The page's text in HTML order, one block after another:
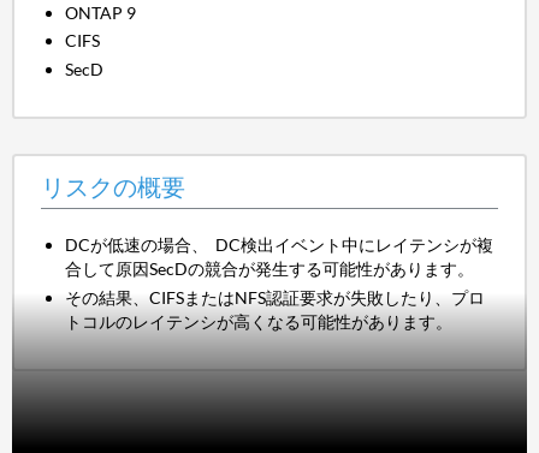
ONTAP 9
CIFS
SecD
リスクの概要
DCが低速の場合、 DC検出イベント中にレイテンシが複
合して原因SecDの競合が発生する可能性があります。
その結果、CIFSまたはNFS認証要求が失敗したり、プロ
トコルのレイテンシが高くなる可能性があります。